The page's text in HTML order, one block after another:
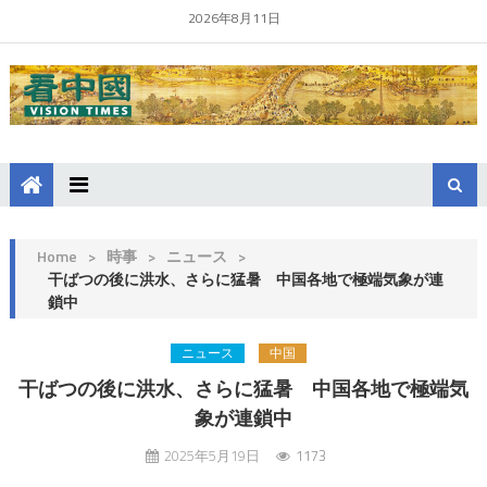
2026年8月11日
Home > 時事 > ニュース >
干ばつの後に洪水、さらに猛暑 中国各地で極端気象が連
鎖中
ニュース 中国
干ばつの後に洪水、さらに猛暑 中国各地で極端気
象が連鎖中
2025年5月19日 1173